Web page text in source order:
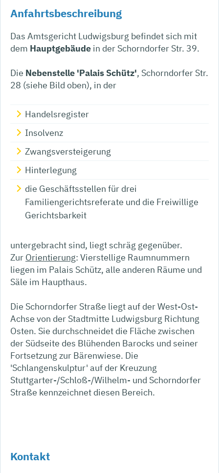
Anfahrtsbeschreibung
Das Amtsgericht Ludwigsburg befindet sich mit
dem Hauptgebäude in der Schorndorfer Str. 39.
Die Nebenstelle 'Palais Schütz', Schorndorfer Str.
28 (siehe Bild oben), in der
Handelsregister
Insolvenz
Zwangsversteigerung
Hinterlegung
die Geschäftsstellen für drei
Familiengerichtsreferate und die Freiwillige
Gerichtsbarkeit
untergebracht sind, liegt schräg gegenüber.
Zur Orientierung: Vierstellige Raumnummern
liegen im Palais Schütz, alle anderen Räume und
Säle im Haupthaus.
Die Schorndorfer Straße liegt auf der West-Ost-
Achse von der Stadtmitte Ludwigsburg Richtung
Osten. Sie durchschneidet die Fläche zwischen
der Südseite des Blühenden Barocks und seiner
Fortsetzung zur Bärenwiese. Die
'Schlangenskulptur' auf der Kreuzung
Stuttgarter-/Schloß-/Wilhelm- und Schorndorfer
Straße kennzeichnet diesen Bereich.
Kontakt